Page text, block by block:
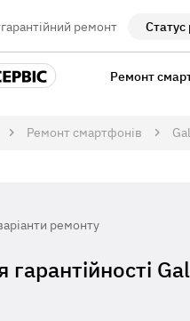
ремонт Статус
Ремонт
Ремонт смартфонів
ремонту